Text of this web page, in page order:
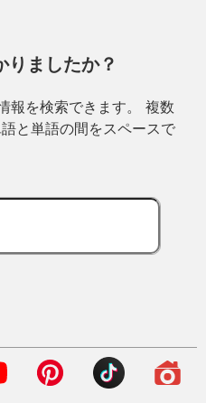
りましたか？
報を検索できます。 複数
と単語の間をスペースで